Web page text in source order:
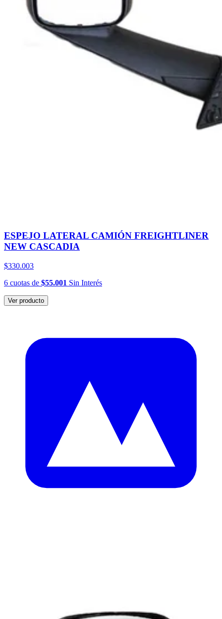
ESPEJO LATERAL CAMIÓN FREIGHTLINER
NEW CASCADIA
$330.003
6 cuotas de $55.001 Sin Interés
Ver producto